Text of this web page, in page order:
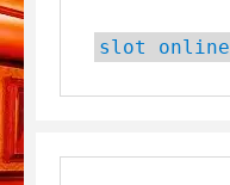
slot online